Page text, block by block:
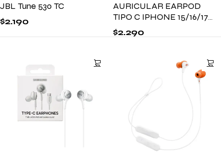
JBL Tune 530 TC
$2.190
AURICULAR EARPOD
TIPO C IPHONE 15/16/17
PREMIUM
$2.290